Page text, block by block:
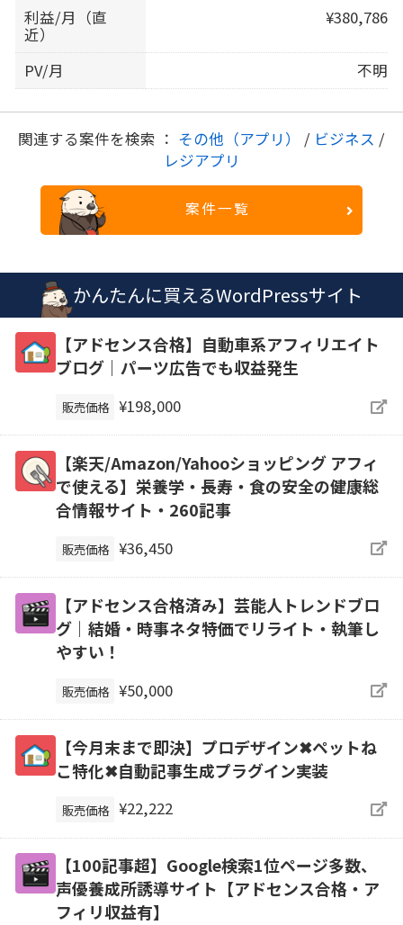
利益/月（直
近）
¥380,786
PV/月 不明
関連する案件を検索 ： その他（アプリ） / ビジネス /
レジアプリ
案件一覧
かんたんに買えるWordPressサイト
【アドセンス合格】自動車系アフィリエイト
ブログ｜パーツ広告でも収益発生
販売価格 ¥198,000
【楽天/Amazon/Yahooショッピング アフィ
で使える】栄養学・長寿・食の安全の健康総
合情報サイト・260記事
販売価格 ¥36,450
【アドセンス合格済み】芸能人トレンドブロ
グ｜結婚・時事ネタ特価でリライト・執筆し
やすい！
販売価格 ¥50,000
【今月末まで即決】プロデザイン✖ペットね
こ特化✖自動記事生成プラグイン実装
販売価格 ¥22,222
【100記事超】Google検索1位ページ多数、
声優養成所誘導サイト【アドセンス合格・ア
フィリ収益有】